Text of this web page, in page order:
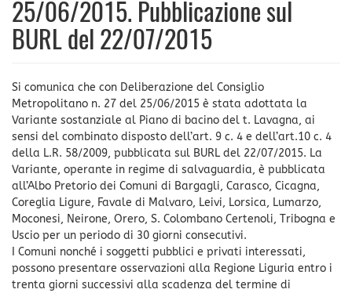
25/06/2015. Pubblicazione sul
BURL del 22/07/2015
Si comunica che con Deliberazione del Consiglio
Metropolitano n. 27 del 25/06/2015 è stata adottata la
Variante sostanziale al Piano di bacino del t. Lavagna, ai
sensi del combinato disposto dell’art. 9 c. 4 e dell’art.10 c. 4
della L.R. 58/2009, pubblicata sul BURL del 22/07/2015. La
Variante, operante in regime di salvaguardia, è pubblicata
all’Albo Pretorio dei Comuni di Bargagli, Carasco, Cicagna,
Coreglia Ligure, Favale di Malvaro, Leivi, Lorsica, Lumarzo,
Moconesi, Neirone, Orero, S. Colombano Certenoli, Tribogna e
Uscio per un periodo di 30 giorni consecutivi.
I Comuni nonché i soggetti pubblici e privati interessati,
possono presentare osservazioni alla Regione Liguria entro i
trenta giorni successivi alla scadenza del termine di